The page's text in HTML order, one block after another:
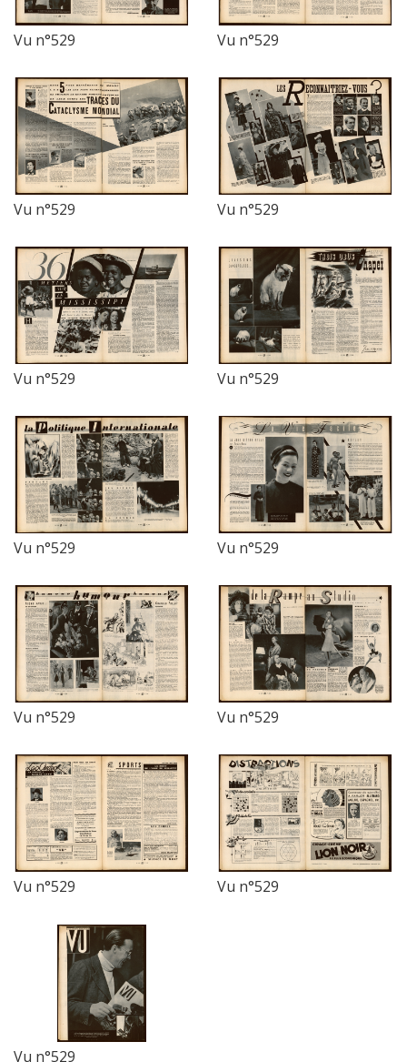
Vu n°529 Vu n°529
Vu n°529 Vu n°529
Vu n°529 Vu n°529
Vu n°529 Vu n°529
Vu n°529 Vu n°529
Vu n°529 Vu n°529
Vu n°529